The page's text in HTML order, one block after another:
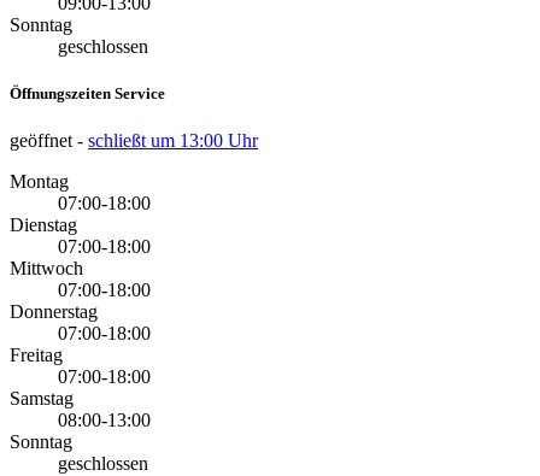
Sonntag
geschlossen
Öffnungszeiten Service
geöffnet - schließt um 13:00 Uhr
Montag
07:00-18:00
Dienstag
07:00-18:00
Mittwoch
07:00-18:00
Donnerstag
07:00-18:00
Freitag
07:00-18:00
Samstag
08:00-13:00
Sonntag
geschlossen